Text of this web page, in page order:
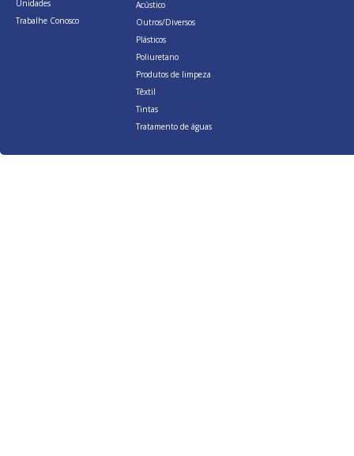
Unidades
Trabalhe Conosco
Acústico
Outros/Diversos
Plásticos
Poliuretano
Produtos de limpeza
Têxtil
Tintas
Tratamento de águas